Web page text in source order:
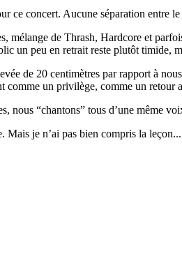
ce concert. Aucune séparation entre
mélange de Thrash, Hardcore et
un peu en retrait reste plutôt timide,
de 20 centimètres par rapport à
un privilège, comme un retour
nous “chantons” tous d’une même
je n’ai pas bien compris la